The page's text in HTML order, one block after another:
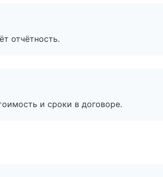
отчётность.
и сроки в договоре.